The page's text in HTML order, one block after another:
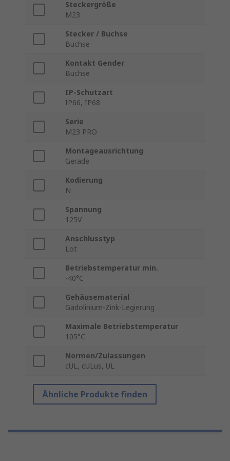
Steckergröße
M23
Stecker / Buchse
Buchse
Kontakt Gender
Buchse
IP-Schutzart
IP66, IP68
Serie
M23 PRO
Montageausrichtung
Gerade
Kodierung
N
Spannung
125V
Anschlusstyp
Lot
Betriebstemperatur min.
-40°C
Gehäusematerial
Gadolinium-Zink-Legierung
Maximale Betriebstemperatur
105°C
Normen/Zulassungen
cUL, cULus, UL
Ähnliche Produkte finden